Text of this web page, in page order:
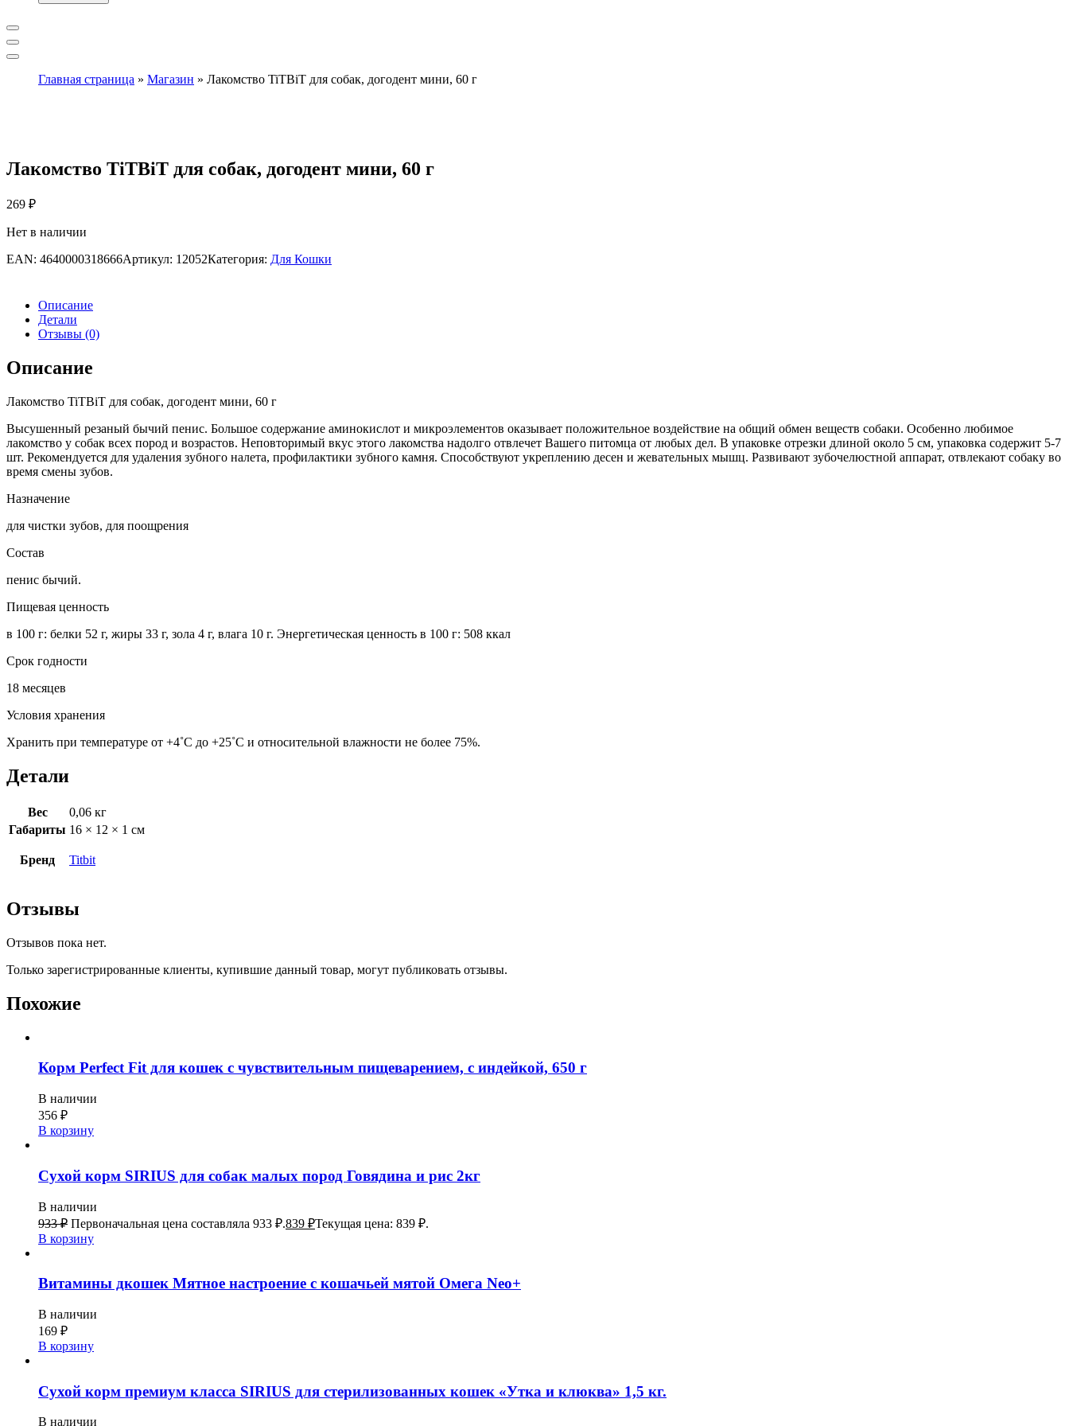
Главная страница » Магазин » Лакомство TiTBiT для собак, догодент мини, 60 г
Лакомство TiTBiT для собак, догодент мини, 60 г
269 ₽
Нет в наличии
EAN: 4640000318666Артикул: 12052Категория: Для Кошки
Описание
Детали
Отзывы (0)
Описание
Лакомство TiTBiT для собак, догодент мини, 60 г
Высушенный резаный бычий пенис. Большое содержание аминокислот и микроэлементов оказывает положительное воздействие на общий обмен веществ собаки. Особенно любимое
лакомство у собак всех пород и возрастов. Неповторимый вкус этого лакомства надолго отвлечет Вашего питомца от любых дел. В упаковке отрезки длиной около 5 см, упаковка содержит 5-7
шт. Рекомендуется для удаления зубного налета, профилактики зубного камня. Способствуют укреплению десен и жевательных мышц. Развивают зубочелюстной аппарат, отвлекают собаку во
время смены зубов.
Назначение
для чистки зубов, для поощрения
Состав
пенис бычий.
Пищевая ценность
в 100 г: белки 52 г, жиры 33 г, зола 4 г, влага 10 г. Энергетическая ценность в 100 г: 508 ккал
Срок годности
18 месяцев
Условия хранения
Хранить при температуре от +4˚С до +25˚С и относительной влажности не более 75%.
Детали
Вес
0,06 кг
Габариты 16 × 12 × 1 см
Бренд Titbit
Отзывы
Отзывов пока нет.
Только зарегистрированные клиенты, купившие данный товар, могут публиковать отзывы.
Похожие
Корм Perfect Fit для кошек с чувствительным пищеварением, с индейкой, 650 г
В наличии
356 ₽
В корзину
Сухой корм SIRIUS для собак малых пород Говядина и рис 2кг
В наличии
933₽ Первоначальная цена составляла 933 ₽.839 ₽Текущая цена: 839 ₽.
В корзину
Витамины дкошек Мятное настроение с кошачьей мятой Омега Neo+
В наличии
169 ₽
В корзину
Сухой корм премиум класса SIRIUS для стерилизованных кошек «Утка и клюква» 1,5 кг.
В наличии